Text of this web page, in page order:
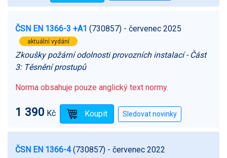
ČSN EN 1366-3 +A1 (730857) - červenec 2025
aktuální vydání
Zkoušky požární odolnosti provozních instalací - Část
3: Těsnění prostupů
Norma obsahuje pouze anglický text normy.
1 390 Kč
ČSN EN 1366-4(730857) - červenec 2022